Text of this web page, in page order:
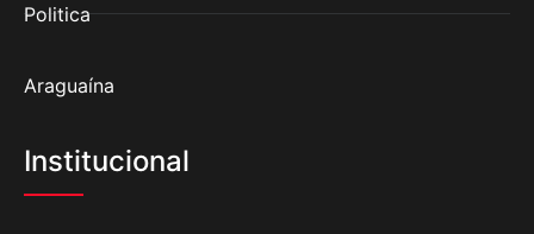
Politica
Araguaína
Institucional